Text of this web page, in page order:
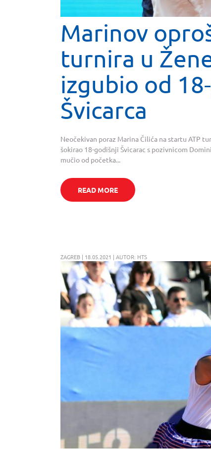
Marinov
turnira u
izgubio od
Švicarca
Neočekivan poraz Marina Čilića na startu ATP
šokirao 18-godišnji Švicarac s pozivnicom
mučio od početka...
READ MORE
ZAGREB | 18.05.2021 | AUTOR: HTS